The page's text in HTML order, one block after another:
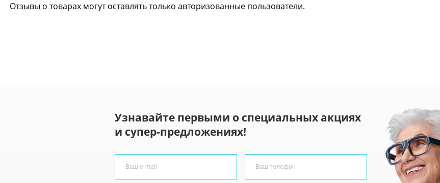
Отзывы о товарах могут оставлять только авторизованные пользователи.
Узнавайте первыми о специальных акциях
и супер-предложениях!